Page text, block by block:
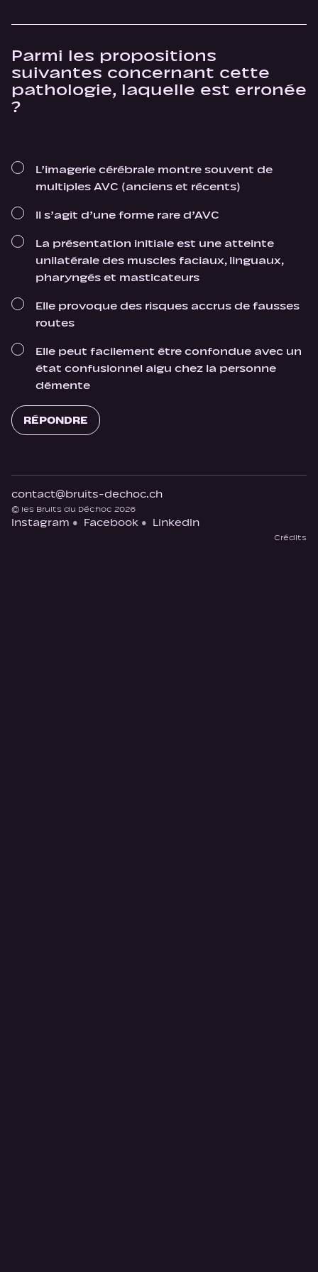
Parmi les propositions
suivantes concernant cette
pathologie, laquelle est erronée
?
L’imagerie cérébrale montre souvent de
multiples AVC (anciens et récents)
Il s’agit d’une forme rare d’AVC
La présentation initiale est une atteinte
unilatérale des muscles faciaux, linguaux,
pharyngés et masticateurs
Elle provoque des risques accrus de fausses
routes
Elle peut facilement être confondue avec un
état confusionnel aigu chez la personne
démente
RÉPONDRE
contact@bruits-dechoc.ch
© les Bruits du Déchoc 2026
Instagram Facebook LinkedIn
Crédits